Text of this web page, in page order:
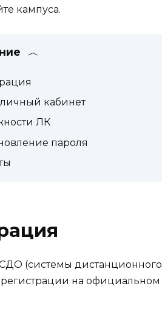
кампуса.
кабинет
ЛК
пароля
(системы
на официальном